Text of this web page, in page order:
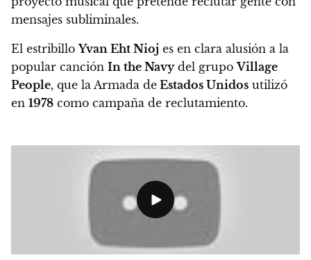
mensajes subliminales.
El estribilloYvan Eht Nioj es en clara alusión a la
popular canción In the Navydel grupoVillage
People, que la Armada de Estados Unidos utilizó
en 1978 como campaña de reclutamiento.